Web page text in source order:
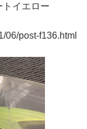
イエロー
06/post-f136.html